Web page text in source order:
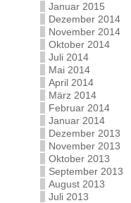
Januar 2015
Dezember 2014
November 2014
Oktober 2014
Juli 2014
Mai 2014
April 2014
März 2014
Februar 2014
Januar 2014
Dezember 2013
November 2013
Oktober 2013
September 2013
August 2013
Juli 2013